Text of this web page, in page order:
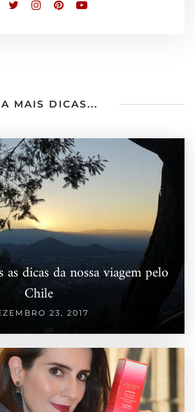
MAIS DICAS...
dicas da nossa viagem pelo
Chile
23, 2017